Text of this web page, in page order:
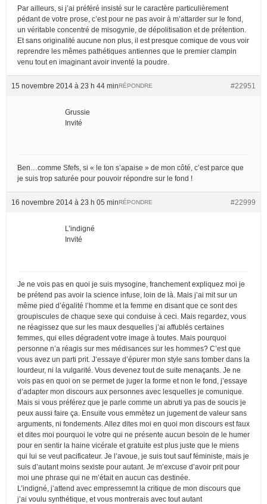
Par ailleurs, si j’ai préféré insisté sur le caractère particulièrement
pédant de votre prose, c’est pour ne pas avoir à m’attarder sur le fond,
un véritable concentré de misogynie, de dépolitisation et de prétention.
Et sans originalité aucune non plus, il est presque comique de vous voir
reprendre les mêmes pathétiques antiennes que le premier clampin
venu tout en imaginant avoir inventé la poudre.
15 novembre 2014 à 23 h 44 min #22951
RÉPONDRE
Grussie
Invité
Ben…comme Sfefs, si « le ton s’apaise » de mon côté, c’est parce que
je suis trop saturée pour pouvoir répondre sur le fond !
16 novembre 2014 à 23 h 05 min #22999
RÉPONDRE
L’indigné
Invité
Je ne vois pas en quoi je suis mysogine, franchement expliquez moi je
be prétend pas avoir la science infuse, loin de là. Mais j’ai mit sur un
même pied d’égalité l’homme et la femme en disant que ce sont des
groupiscules de chaque sexe qui conduise à ceci. Mais regardez, vous
ne réagissez que sur les maux desquelles j’ai affublés certaines
femmes, qui elles dégradent votre image à toutes. Mais pourquoi
personne n’a réagis sur mes médisances sur les hommes? C’est que
vous avez un parti prit. J’essaye d’épurer mon style sans tomber dans la
lourdeur, ni la vulgarité. Vous devenez tout de suite menaçants. Je ne
vois pas en quoi on se permet de juger la forme et non le fond, j’essaye
d’adapter mon discours aux personnes avec lesquelles je comunique.
Mais si vous préférez que je parle comme un abruti ya pas de soucis je
peux aussi faire ça. Ensuite vous emmètez un jugement de valeur sans
arguments, ni fondements. Allez dites moi en quoi mon discours est faux
et dites moi pourquoi le votre qui ne présente aucun besoin de le humer
pour en sentir la haine vicérale et gratuite est plus juste que le miens
qui lui se veut pacificateur. Je l’avoue, je suis tout sauf féministe, mais je
suis d’autant moins sexiste pour autant. Je m’excuse d’avoir prit pour
moi une phrase qui ne m’était en aucun cas destinée.
L’indigné, j’attend avec empressemnt la critique de mon discours que
j’ai voulu synthétique, et vous montrerais avec tout autant